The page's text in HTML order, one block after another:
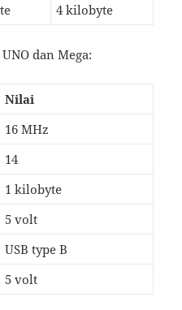
4 kilobyte
dan Mega:
Nilai
16 MHz
14
1 kilobyte
5 volt
USB type B
5 volt